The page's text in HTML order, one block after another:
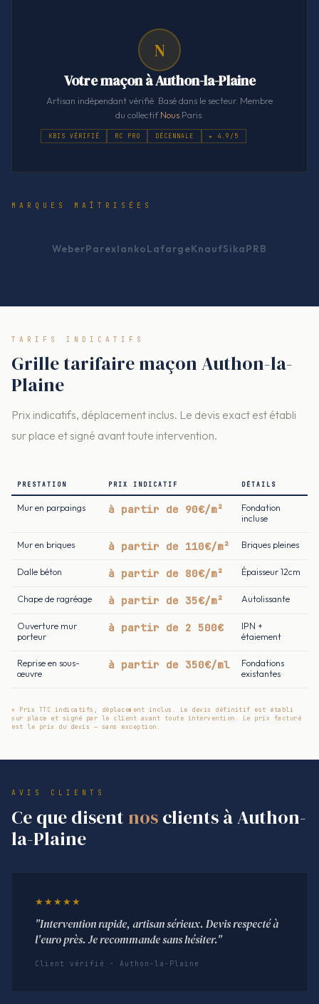
N
Votre maçon à Authon-la-Plaine
Artisan indépendant vérifié. Basé dans le secteur. Membre
du collectifNous .Paris.
KBIS VÉRIFIÉ RC PRO DÉCENNALE ★ 4.9/5
MARQUES MAÎTRISÉES
WeberParexlankoLafargeKnaufSikaPRB
TARIFS INDICATIFS
Grille tarifaire maçon Authon-la-
Plaine
Prix indicatifs, déplacement inclus. Le devis exact est établi
sur place et signé avant toute intervention.
PRESTATION PRIX INDICATIF DÉTAILS
Mur en parpaings à partir de 90€/m²
Fondation
incluse
Mur en briques à partir de 110€/m² Briques pleines
Dalle béton à partir de 80€/m² Épaisseur 12cm
Chape de ragréage à partir de 35€/m² Autolissante
Ouverture mur
porteur
à partir de 2 500€
IPN +
étaiement
Reprise en sous-
œuvre
à partir de 350€/ml
Fondations
existantes
* Prix TTC indicatifs, déplacement inclus. Le devis définitif est établi
sur place et signé par le client avant toute intervention. Le prix facturé
est le prix du devis — sans exception.
AVIS CLIENTS
Ce que disent nosclients à Authon-
la-Plaine
★★★★★
"Intervention rapide, artisan sérieux. Devis respecté à
l'euro près. Je recommande sans hésiter."
Client vérifié · Authon-la-Plaine